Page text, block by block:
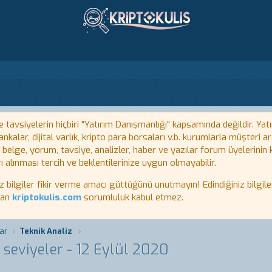
hiçbiri "Yatırım Danışmanlığı" kapsamında değildir.
dijital varlık, kripto para borsaları v.b. kurumlarla müşteri
yorum, tavsiye, analizler, haber ve yazılar forum
tercih ve beklentilerinize uygun olmayabilir.
fikir verme amacı güttüğünü unutmayın! Edindiğiniz
kriptokulis.com sorumluluk kabul etmez.
Teknik Analiz
- 12 Eylül 2020